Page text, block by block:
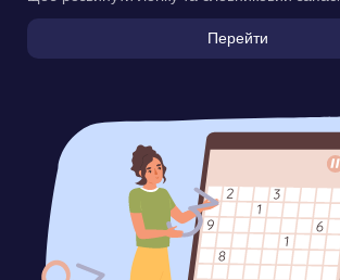
Перейти